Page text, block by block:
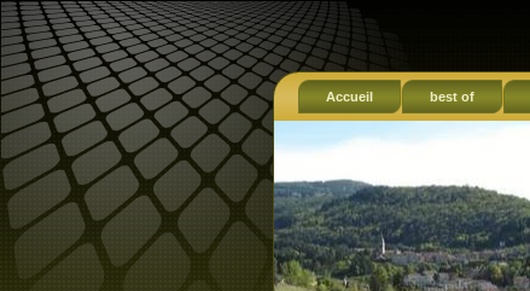
Accueil best of